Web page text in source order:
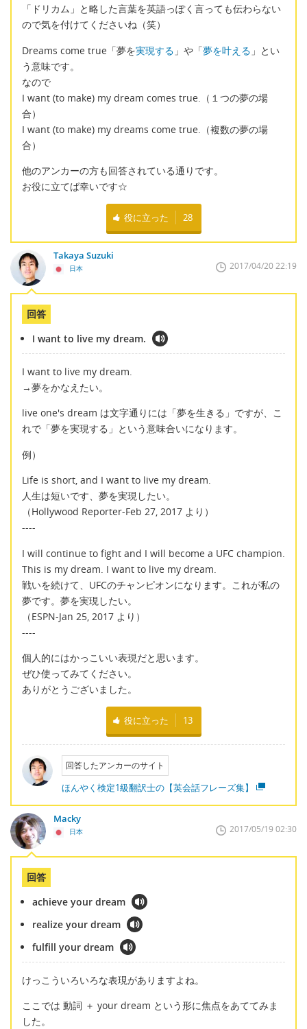
「ドリカム」と略した言葉を英語っぽく言っても伝わらない
ので気を付けてくださいね（笑）
Dreams come true「夢を実現する 」や「夢を叶える 」とい
う意味です。
なので
I want (to make) my dream comes true.（１つの夢の場
合）
I want (to make) my dreams come true.（複数の夢の場
合）
他のアンカーの方も回答されている通りです。
お役に立てば幸いです☆
役に立った 28
Takaya Suzuki
日本 2017/04/20 22:19
回答
I want to live my dream.
I want to live my dream.
→夢をかなえたい。
live one's dream は文字通りには「夢を生きる」ですが、こ
れで「夢を実現する」という意味合いになります。
例）
Life is short, and I want to live my dream.
人生は短いです、夢を実現したい。
（Hollywood Reporter-Feb 27, 2017 より）
----
I will continue to fight and I will become a UFC champion.
This is my dream. I want to live my dream.
戦いを続けて、UFCのチャンピオンになります。これが私の
夢です。夢を実現したい。
（ESPN-Jan 25, 2017 より）
----
個人的にはかっこいい表現だと思います。
ぜひ使ってみてください。
ありがとうございました。
役に立った 13
回答したアンカーのサイト
ほんやく検定1級翻訳士の【英会話フレーズ集】
Macky
日本 2017/05/19 02:30
回答
achieve your dream
realize your dream
fulfill your dream
けっこういろいろな表現がありますよね。
ここでは 動詞 ＋ your dream という形に焦点をあててみま
した。